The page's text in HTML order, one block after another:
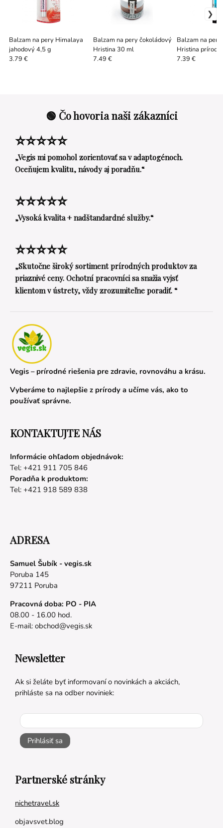
Balzam na pery Himalaya
jahodový 4,5 g
3.79 €
Balzam na pery čokoládový
Hristina 30 ml
7.49 €
Balzam na
Hristina
7.39 €
🟢 Čo hovoria naši zákazníci
⭐⭐⭐⭐⭐
„Vegis mi pomohol zorientovať sa v adaptogénoch.
Oceňujem kvalitu, návody aj poradňu.“
⭐⭐⭐⭐⭐
„Vysoká kvalita + nadštandardné služby.“
⭐⭐⭐⭐⭐
„Skutočne široký sortiment prírodných produktov za
priaznivé ceny. Ochotní pracovníci sa snažia vyjsť
klientom v ústrety, vždy zrozumiteľne poradiť. “
Vegis – prírodné riešenia pre zdravie, rovnováhu a krásu.
Vyberáme to najlepšie z prírody a učíme vás, ako to
používať správne.
KONTAKTUJTE NÁS
Informácie ohľadom objednávok:
Tel: +421 911 705 846
Poradňa k produktom:
Tel: +421 918 589 838
ADRESA
Samuel Šubík - vegis.sk
Poruba 145
97211 Poruba
Pracovná doba: PO - PIA
08.00 - 16.00 hod.
E-mail: obchod@vegis.sk
Newsletter
Ak si želáte byť informovaní o novinkách a akciách,
prihláste sa na odber noviniek:
Prihlásiť sa
Partnerské stránky
nichetravel.sk
objavsvet.blog